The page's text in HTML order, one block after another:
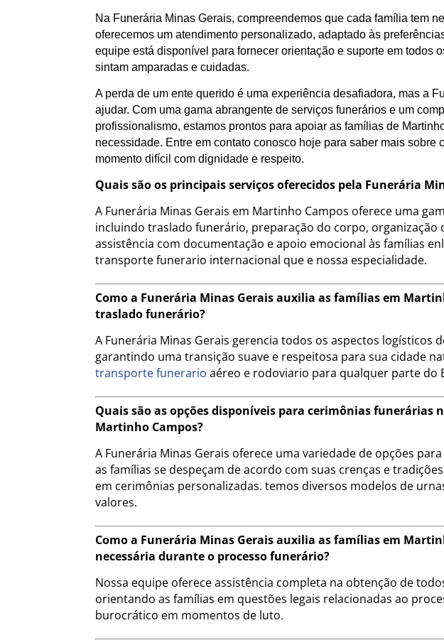
Na Funerária Minas Gerais, compreendemos que cada família tem
oferecemos um atendimento personalizado, adaptado às
equipe está disponível para fornecer orientação e suporte em todos
sintam amparadas e cuidadas.
A perda de um ente querido é uma experiência desafiadora, mas a
ajudar. Com uma gama abrangente de serviços funerários e um
profissionalismo, estamos prontos para apoiar as famílias de
necessidade. Entre em contato conosco hoje para saber mais sobre
momento difícil com dignidade e respeito.
Quais são os principais serviços oferecidos pela Funerária
A Funerária Minas Gerais em Martinho Campos oferece uma
incluindo traslado funerário, preparação do corpo, organização
assistência com documentação e apoio emocional às famílias
transporte funerario internacional que e nossa especialidade.
Como a Funerária Minas Gerais auxilia as famílias em
traslado funerário?
A Funerária Minas Gerais gerencia todos os aspectos logísticos
garantindo uma transição suave e respeitosa para sua cidade
transporte funerario aéreo e rodoviario para qualquer parte do
Quais são as opções disponíveis para cerimônias funerárias
Martinho Campos?
A Funerária Minas Gerais oferece uma variedade de opções
as famílias se despeçam de acordo com suas crenças e
em cerimônias personalizadas. temos diversos modelos de
valores.
Como a Funerária Minas Gerais auxilia as famílias em
necessária durante o processo funerário?
Nossa equipe oferece assistência completa na obtenção de
orientando as famílias em questões legais relacionadas ao
burocrático em momentos de luto.